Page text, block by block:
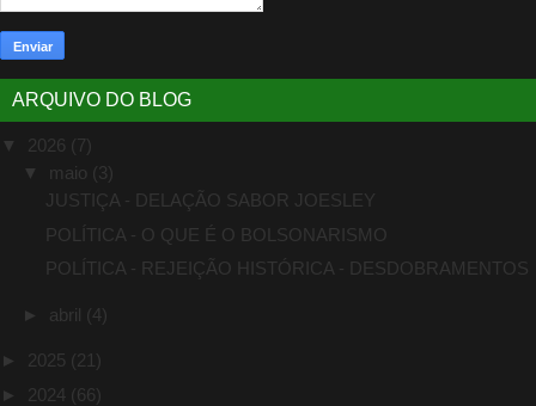
ARQUIVO DO BLOG
▼ 2026 (7)
▼ maio (3)
JUSTIÇA - DELAÇÃO SABOR JOESLEY
POLÍTICA - O QUE É O BOLSONARISMO
POLÍTICA - REJEIÇÃO HISTÓRICA - DESDOBRAMENTOS
► abril (4)
► 2025 (21)
►
2024 (66)